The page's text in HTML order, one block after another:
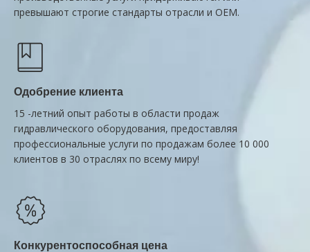
превышают строгие стандарты отрасли и OEM.
Одобрение клиента
15 -летний опыт работы в области продаж
гидравлического оборудования, предоставляя
профессиональные услуги по продажам более 10 000
клиентов в 30 отраслях по всему миру!
Конкурентоспособная цена